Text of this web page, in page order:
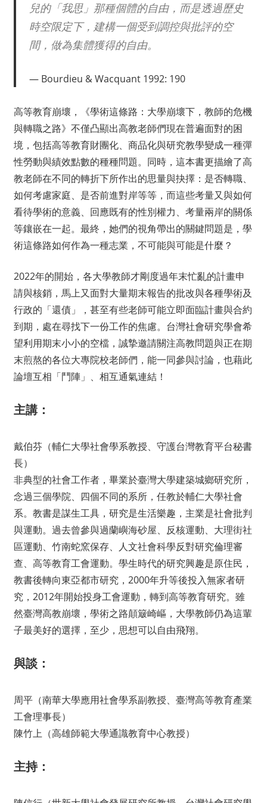
兒的「我思」那種個體的自由，而是透過歷史
時空限定下，建構一個受到調控與批評的空
間，做為集體獲得的自由。
Bourdieu & Wacquant 1992: 190
高等教育崩壞，《學術這條路：大學崩壞下，教師的危機
與轉職之路》不僅凸顯出高教老師們現在普遍面對的困
境，包括高等教育財團化、商品化與研究教學變成一種彈
性勞動與績效點數的種種問題。同時，這本書更描繪了高
教老師在不同的轉折下所作出的思量與抉擇：是否轉職、
如何考慮家庭、是否前進對岸等等，而這些考量又與如何
看待學術的意義、回應既有的性別權力、考量兩岸的關係
等鑲嵌在一起。最終，她們的視角帶出的關鍵問題是，學
術這條路如何作為一種志業，不可能與可能是什麼？
2022年的開始，各大學教師才剛度過年末忙亂的計畫申
請與核銷，馬上又面對大量期末報告的批改與各種學術及
行政的「還債」，甚至有些老師可能立即面臨計畫與合約
到期，處在尋找下一份工作的焦慮。台灣社會研究學會希
望利用期末小小的空檔，誠摯邀請關注高教問題與正在期
末煎熬的各位大專院校老師們，能一同參與討論，也藉此
論壇互相「鬥陣」、相互通氣連結！
主講：
戴伯芬（輔仁大學社會學系教授、守護台灣教育平台秘書
長）
非典型的社會工作者，畢業於臺灣大學建築城鄉研究所，
念過三個學院、四個不同的系所，任教於輔仁大學社會
系。教書是謀生工具，研究是生活樂趣，主業是社會批判
與運動。過去曾參與過蘭嶼海砂屋、反核運動、大理街社
區運動、竹南蛇窯保存、人文社會科學反對研究倫理審
查、高等教育工會運動。學生時代的研究興趣是原住民，
教書後轉向東亞都市研究，2000年升等後投入無家者研
究，2012年開始投身工會運動，轉到高等教育研究。雖
然臺灣高教崩壞，學術之路顛簸崎嶇，大學教師仍為這輩
子最美好的選擇，至少，思想可以自由飛翔。
與談：
周平（南華大學應用社會學系副教授、臺灣高等教育產業
工會理事長）
陳竹上（高雄師範大學通識教育中心教授）
主持：